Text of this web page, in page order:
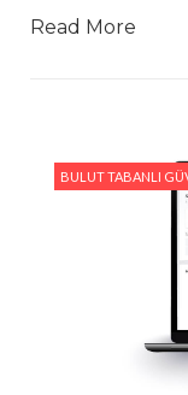
Read More
BULUT TABANLI